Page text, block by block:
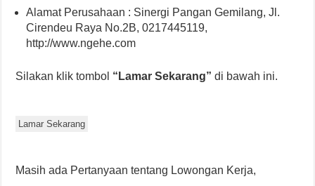
Alamat Perusahaan : Sinergi Pangan Gemilang, Jl.
Cirendeu Raya No.2B, 0217445119,
http://www.ngehe.com
Silakan klik tombol “Lamar Sekarang” di bawah ini.
Lamar Sekarang
Masih ada Pertanyaan tentang Lowongan Kerja,